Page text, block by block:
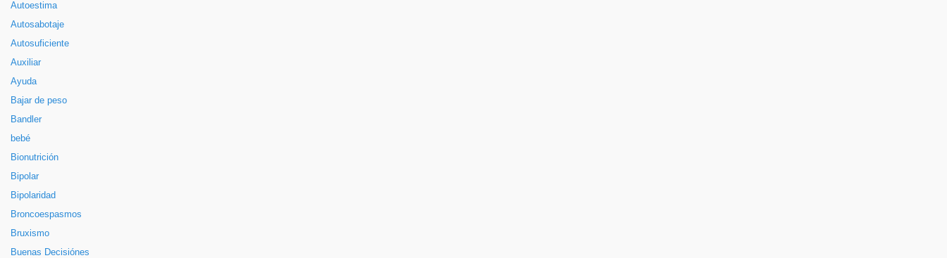
Autoestima
Autosabotaje
Autosuficiente
Auxiliar
Ayuda
Bajar de peso
Bandler
bebé
Bionutrición
Bipolar
Bipolaridad
Broncoespasmos
Bruxismo
Buenas Decisiónes